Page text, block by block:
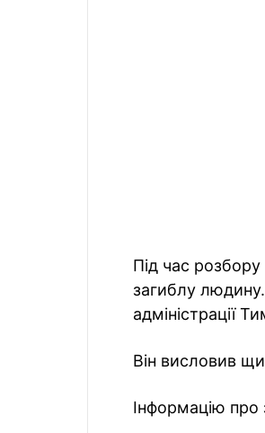
Під час
загиблу
адміністрації
Він висловив
Інформацію про